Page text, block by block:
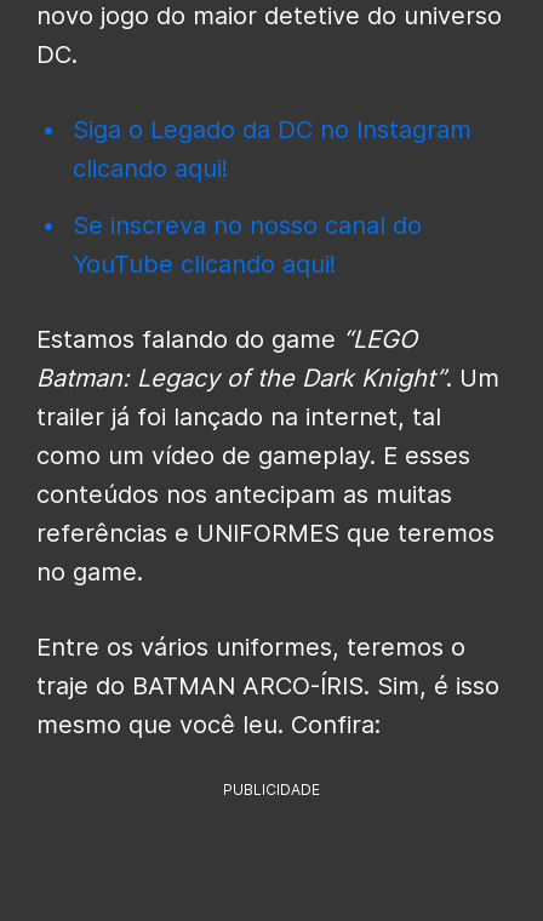
novo jogo do maior detetive do universo
DC.
Siga o Legado da DC no Instagram
clicando aqui!
Se inscreva no nosso canal do
YouTube clicando aqui!
Estamos falando do game “LEGO
Batman: Legacy of the Dark Knight”. Um
trailer já foi lançado na internet, tal
como um vídeo de gameplay. E esses
conteúdos nos antecipam as muitas
referências e UNIFORMES que teremos
no game.
Entre os vários uniformes, teremos o
traje do BATMAN ARCO-ÍRIS. Sim, é isso
mesmo que você leu. Confira:
PUBLICIDADE